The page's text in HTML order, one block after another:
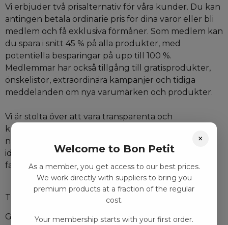
Vi erbjuder två prisalternativ för våra kunder. Du kan
antingen betala ordinarie pris för dina varor eller bli
medlem och få exklusiva förmåner. Som medlem kan
du spara i snitt 45 % på alla produkter, med
potentiella besparingar på upp till 100 %.
Medlemmar har också tillgång till gratisprodukter,
önskelistor, extraordinära kampanjer och tidiga
meddelanden om nya varumärken och produkter.
Vi är stolta över att vara transparenta och
kundvänliga, vilket är anledningen till att vi inte har
några villkor eller uppsägningar. Prova Bon Petit
idag, och låt oss hjälpa dig att ge det bästa för din
familj.
TIGLIANO LTD
Georgioy Anastasioy, 15, 3070
×
Welcome to Bon Petit
As a member, you get access to our best prices.
We work directly with suppliers to bring you
premium products at a fraction of the regular
cost.
Your membership starts with your first order.